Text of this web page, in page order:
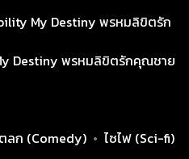
My Destiny พรหมลิขิตรัก
Destiny พรหมลิขิตรักคุณชาย
ตลก (Comedy) • ไซไฟ (Sci-fi)